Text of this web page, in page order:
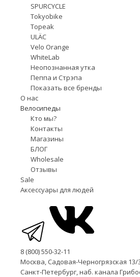
SPURCYCLE
Tokyobike
Topeak
ULÄC
Velo Orange
WhiteLab
Неопознанная утка
Пеппа и Стрэпа
Показать все бренды
О нас
Велосипеды
Кто мы?
Контакты
Магазины
БЛОГ
Wholesale
Отзывы
Sale
Аксессуары для людей
8 (800) 550-32-11
Москва, Садовая-Черногрязская 13/
Санкт-Петербург, наб. канала